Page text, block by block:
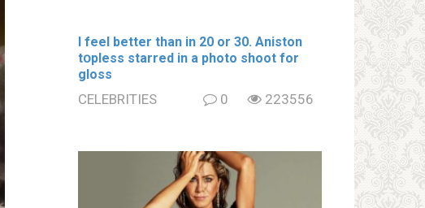
I feel better than in 20 or 30. Aniston
tօpless starred in a photo shoot for
gloss
CELEBRITIES 0 223556